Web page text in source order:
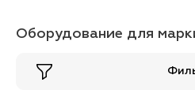
Оборудование для